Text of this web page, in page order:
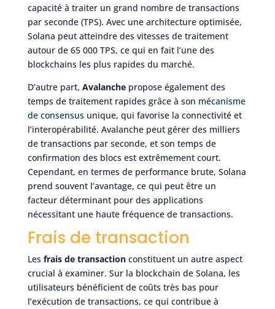
capacité à traiter un grand nombre de transactions
par seconde (TPS). Avec une architecture optimisée,
Solana peut atteindre des vitesses de traitement
autour de 65 000 TPS, ce qui en fait l’une des
blockchains les plus rapides du marché.
D’autre part, Avalanchepropose également des
temps de traitement rapides grâce à son mécanisme
de consensusunique, qui favorise la connectivité et
l’interopérabilité. Avalanche peut gérer des milliers
de transactions par seconde, et son temps de
confirmation des blocs est extrêmement court.
Cependant, en termes de performance brute, Solana
prend souvent l’avantage, ce qui peut être un
facteur déterminant pour des applications
nécessitant une haute fréquence de transactions.
Frais de transaction
Les frais de transactionconstituent un autre aspect
crucial à examiner. Sur la blockchain de Solana, les
utilisateurs bénéficient de coûts très bas pour
l’exécution de transactions, ce qui contribue à